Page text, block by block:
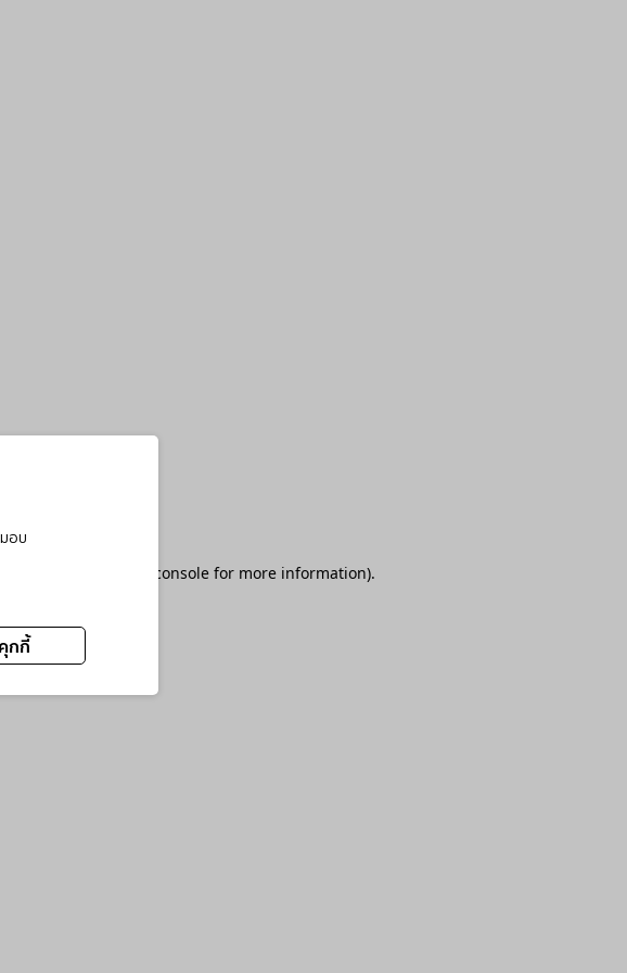
อบ
กกี้
browser console for more information).